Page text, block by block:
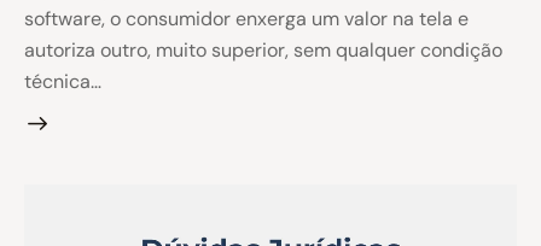
software, o consumidor enxerga um valor na tela e
autoriza outro, muito superior, sem qualquer condição
técnica…